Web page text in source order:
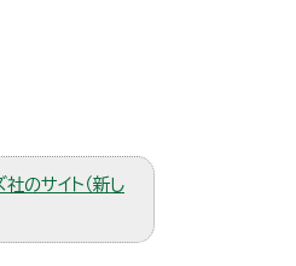
のサイト（新し